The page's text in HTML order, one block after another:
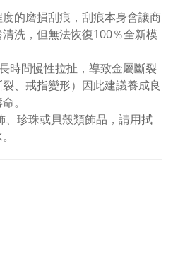
的磨損刮痕，刮痕本身會讓商
洗，但無法恢復100％全新模
時間慢性拉扯，導致金屬斷裂
、戒指變形）因此建議養成良
。
珍珠或貝殼類飾品，請用拭